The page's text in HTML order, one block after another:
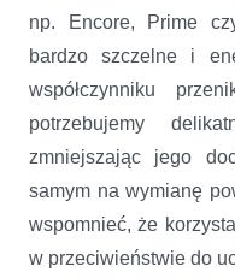
np. Encore, Prime
bardzo szczelne i
współczynniku
potrzebujemy
zmniejszając jego
samym na wymianę
wspomnieć, że
w przeciwieństwie do